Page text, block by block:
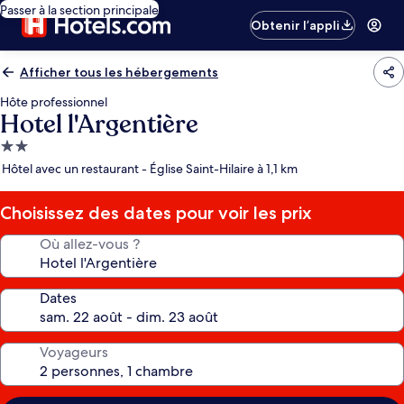
Passer à la section principale
Obtenir l’appli
Afficher tous les hébergements
Hôte professionnel
Hotel l'Argentière
Hébergement
2.0 étoiles
Hôtel avec un restaurant - Église Saint-Hilaire à 1,1 km
Choisissez des dates pour voir les prix
Où allez-vous ?
Dates
Voyageurs